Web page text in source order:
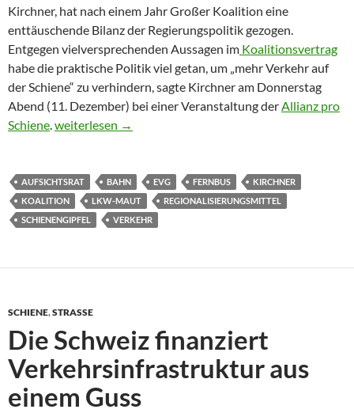
Kirchner, hat nach einem Jahr Großer Koalition eine
enttäuschende Bilanz der Regierungspolitik gezogen.
Entgegen vielversprechenden Aussagen im Koalitionsvertrag
habe die praktische Politik viel getan, um „mehr Verkehr auf
der Schiene“ zu verhindern, sagte Kirchner am Donnerstag
Abend (11. Dezember) bei einer Veranstaltung der Allianz pro
Schiene Bahnpolitik nach dem Motto: „Links blinken, rechts
weiterlesen →
AUFSICHTSRAT BAHN EVG FERNBUS
KIRCHNER
KOALITION
LKW-MAUT
REGIONALISIERUNGSMITTEL
SCHIENENGIPFEL
VERKEHR
SCHIENE,STRASSE
Die Schweiz finanziert
Verkehrsinfrastruktur aus
einem Guss